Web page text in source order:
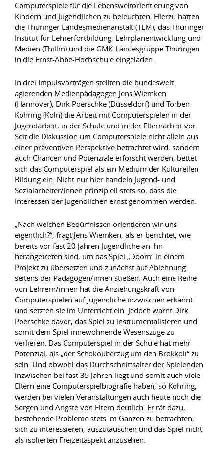
Computerspiele für die Lebensweltorientierung von
Kindern und Jugendlichen zu beleuchten. Hierzu hatten
die Thüringer Landesmedienanstalt (TLM), das Thüringer
Institut für Lehrerfortbildung, Lehrplanentwicklung und
Medien (Thillm) und die GMK-Landesgruppe Thüringen
in die Ernst-Abbe-Hochschule eingeladen.
In drei Impulsvorträgen stellten die bundesweit
agierenden Medienpädagogen Jens Wiemken
(Hannover), Dirk Poerschke (Düsseldorf) und Torben
Kohring (Köln) die Arbeit mit Computerspielen in der
Jugendarbeit, in der Schule und in der Elternarbeit vor.
Seit die Diskussion um Computerspiele nicht allein aus
einer präventiven Perspektive betrachtet wird, sondern
auch Chancen und Potenziale erforscht werden, bettet
sich das Computerspiel als ein Medium der Kulturellen
Bildung ein. Nicht nur hier handeln Jugend- und
Sozialarbeiter/innen prinzipiell stets so, dass die
Interessen der Jugendlichen ernst genommen werden.
„Nach welchen Bedürfnissen orientieren wir uns
eigentlich?“, fragt Jens Wiemken, als er berichtet, wie
bereits vor fast 20 Jahren Jugendliche an ihn
herangetreten sind, um das Spiel „Doom“ in einem
Projekt zu übersetzen und zunächst auf Ablehnung
seitens der Pädagogen/innen stießen. Auch eine Reihe
von Lehrern/innen hat die Anziehungskraft von
Computerspielen auf Jugendliche inzwischen erkannt
und setzten sie im Unterricht ein. Jedoch warnt Dirk
Poerschke davor, das Spiel zu instrumentalisieren und
somit dem Spiel innewohnende Wesenszüge zu
verlieren. Das Computerspiel in der Schule hat mehr
Potenzial, als „der Schokoüberzug um den Brokkoli“ zu
sein. Und obwohl das Durchschnittsalter der Spielenden
inzwischen bei fast 35 Jahren liegt und somit auch viele
Eltern eine Computerspielbiografie haben, so Kohring,
werden bei vielen Veranstaltungen auch heute noch die
Sorgen und Ängste von Eltern deutlich. Er rät dazu,
bestehende Probleme stets im Ganzen zu betrachten,
sich zu interessieren, auszutauschen und das Spiel nicht
als isolierten Freizeitaspekt anzusehen.